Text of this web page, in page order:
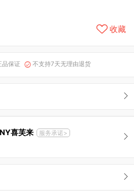
收藏
品保证  不支持7天无理由退货
喜芙来 服务承诺>